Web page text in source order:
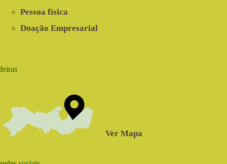
Pessoa física
Doação Empresarial
feiras
Ver Mapa